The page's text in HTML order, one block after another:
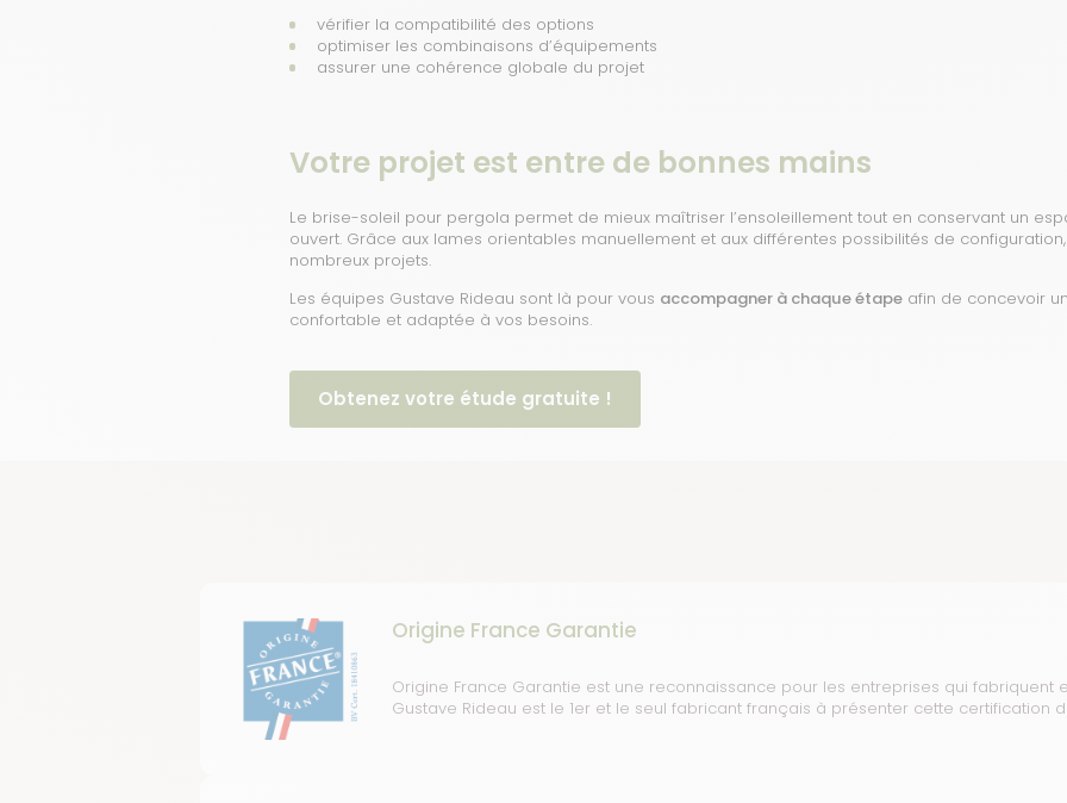
vérifier la compatibilité des options
optimiser les combinaisons d’équipements
assurer une cohérence globale du projet
Votre projet est entre de bonnes mains
Le brise-soleil pour pergola permet de mieux maîtriser l’ensoleillement tout en conservant un
ouvert. Grâce aux lames orientables manuellement et aux différentes possibilités de
nombreux projets.
Les équipes Gustave Rideau sont là pour vous accompagner à chaque étapeafin de concevoir
confortable et adaptée à vos besoins.
Obtenez votre étude gratuite !
Origine France Garantie
Origine France Garantie est une reconnaissance pour les entreprises qui fabriquent
Gustave Rideau est le 1er et le seul fabricant français à présenter cette certification